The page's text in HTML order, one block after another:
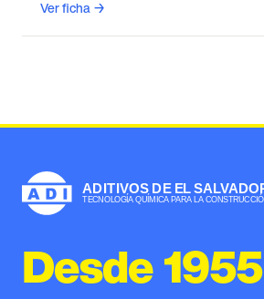
Ver ficha →
Desde 1955